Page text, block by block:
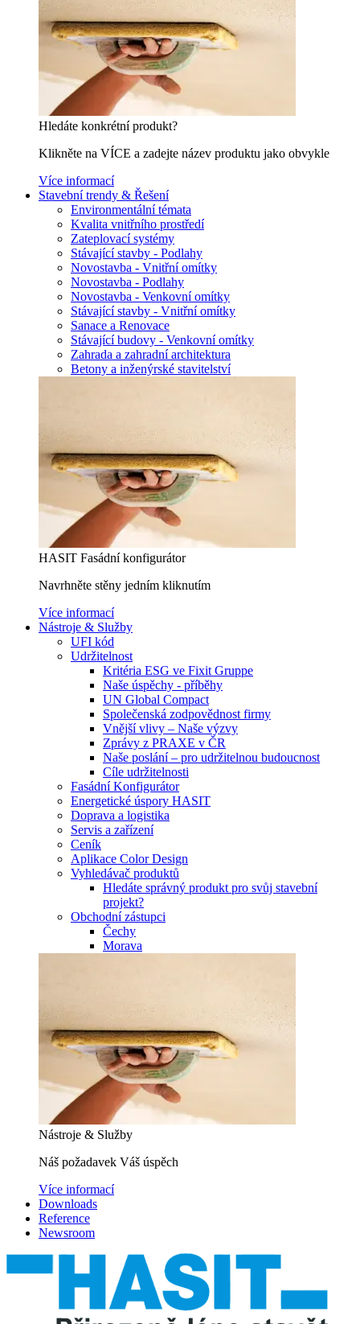
Hledáte konkrétní produkt?
Klikněte na VÍCE a zadejte název produktu jako obvykle
Více informací
Stavební trendy & Řešení
Environmentální témata
Kvalita vnitřního prostředí
Zateplovací systémy
Stávající stavby - Podlahy
Novostavba - Vnitřní omítky
Novostavba - Podlahy
Novostavba - Venkovní omítky
Stávající stavby - Vnitřní omítky
Sanace a Renovace
Stávající budovy - Venkovní omítky
Zahrada a zahradní architektura
Betony a inženýrské stavitelství
HASIT Fasádní konfigurátor
Navrhněte stěny jedním kliknutím
Více informací
Nástroje & Služby
UFI kód
Udržitelnost
Kritéria ESG ve Fixit Gruppe
Naše úspěchy - příběhy
UN Global Compact
Společenská zodpovědnost firmy
Vnější vlivy – Naše výzvy
Zprávy z PRAXE v ČR
Naše poslání – pro udržitelnou budoucnost
Cíle udržitelnosti
Fasádní Konfigurátor
Energetické úspory HASIT
Doprava a logistika
Servis a zařízení
Ceník
Aplikace Color Design
Vyhledávač produktů
Hledáte správný produkt pro svůj stavební
projekt?
Obchodní zástupci
Čechy
Morava
Nástroje & Služby
Náš požadavek Váš úspěch
Více informací
Downloads
Reference
Newsroom